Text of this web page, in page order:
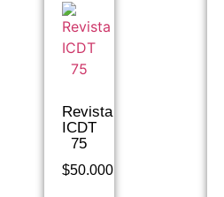
Revista
ICDT
75
$50.000